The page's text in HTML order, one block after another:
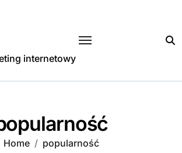
internetowy
Home popularność